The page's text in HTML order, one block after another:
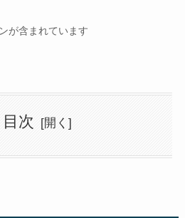
が含まれています
目次